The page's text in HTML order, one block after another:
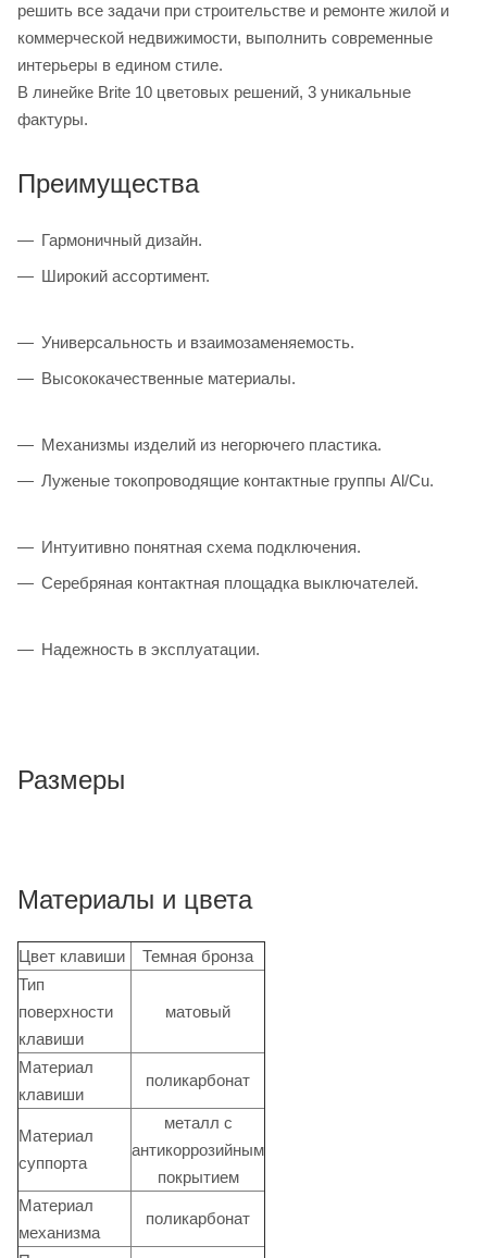
решить все задачи при строительстве и ремонте жилой и
коммерческой недвижимости, выполнить современные
интерьеры в едином стиле.
В линейке Brite 10 цветовых решений, 3 уникальные
фактуры.
Преимущества
Гармоничный дизайн.
Широкий ассортимент.
Универсальность и взаимозаменяемость.
Высококачественные материалы.
Механизмы изделий из негорючего пластика.
Луженые токопроводящие контактные группы Al/Cu.
Интуитивно понятная схема подключения.
Серебряная контактная площадка выключателей.
Надежность в эксплуатации.
Размеры
Материалы и цвета
Цвет клавиши
Темная бронза
Тип
поверхности
клавиши
матовый
Материал
клавиши
поликарбонат
Материал
суппорта
металл с
антикоррозийным
покрытием
Материал
механизма
поликарбонат